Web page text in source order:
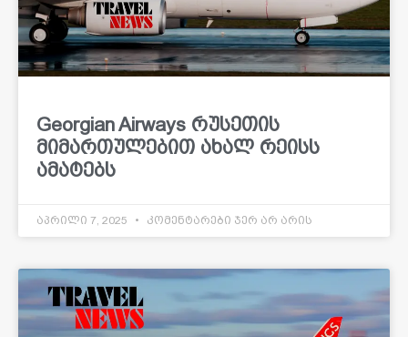
Georgian Airways რუსეთის
მიმართულებით ახალ რეისს
ამატებს
აპრილი 7, 2025 კომენტარები ჯერ არ არის